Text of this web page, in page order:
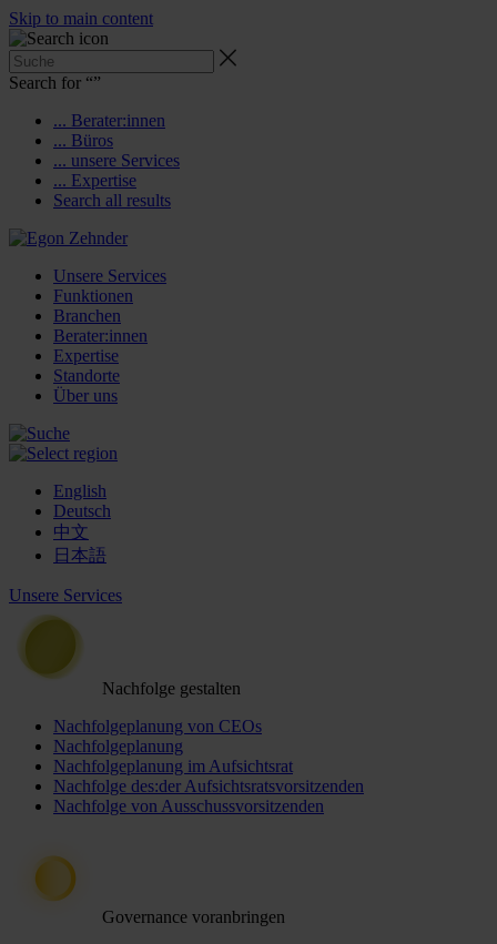
Skip to main content
Search for “”
... Berater:innen
... Büros
... unsere Services
... Expertise
Search all results
Unsere Services
Funktionen
Branchen
Berater:innen
Expertise
Standorte
Über uns
English
Deutsch
中文
日本語
Unsere Services
Nachfolge gestalten
Nachfolgeplanung von CEOs
Nachfolgeplanung
Nachfolgeplanung im Aufsichtsrat
Nachfolge des:der Aufsichtsratsvorsitzenden
Nachfolge von Ausschussvorsitzenden
Governance voranbringen